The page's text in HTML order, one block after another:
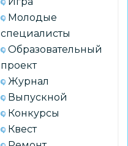
Молодые
специалисты
Образовательный
проект
Журнал
Выпускной
Конкурсы
Квест